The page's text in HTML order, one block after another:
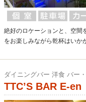
絶好のロケーションと、空間
をお楽しみながら乾杯はいか
ダイニングバー 洋食 バー
TTC’S BAR E-en